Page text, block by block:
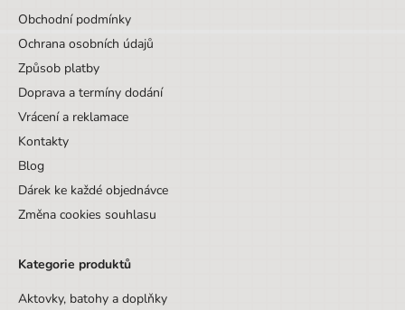
Obchodní podmínky
Ochrana osobních údajů
Způsob platby
Doprava a termíny dodání
Vrácení a reklamace
Kontakty
Blog
Dárek ke každé objednávce
Změna cookies souhlasu
Kategorie produktů
Aktovky, batohy a doplňky